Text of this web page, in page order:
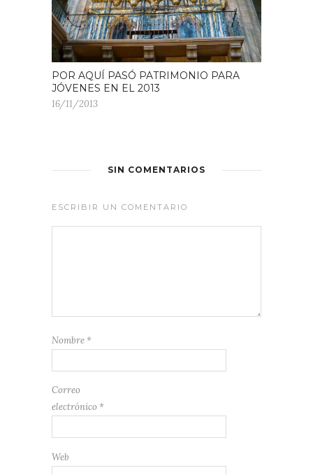
POR AQUÍ PASÓ PATRIMONIO PARA
JÓVENES EN EL 2013
16/11/2013
SIN COMENTARIOS
ESCRIBIR UN COMENTARIO
Nombre *
Correo
electrónico *
Web